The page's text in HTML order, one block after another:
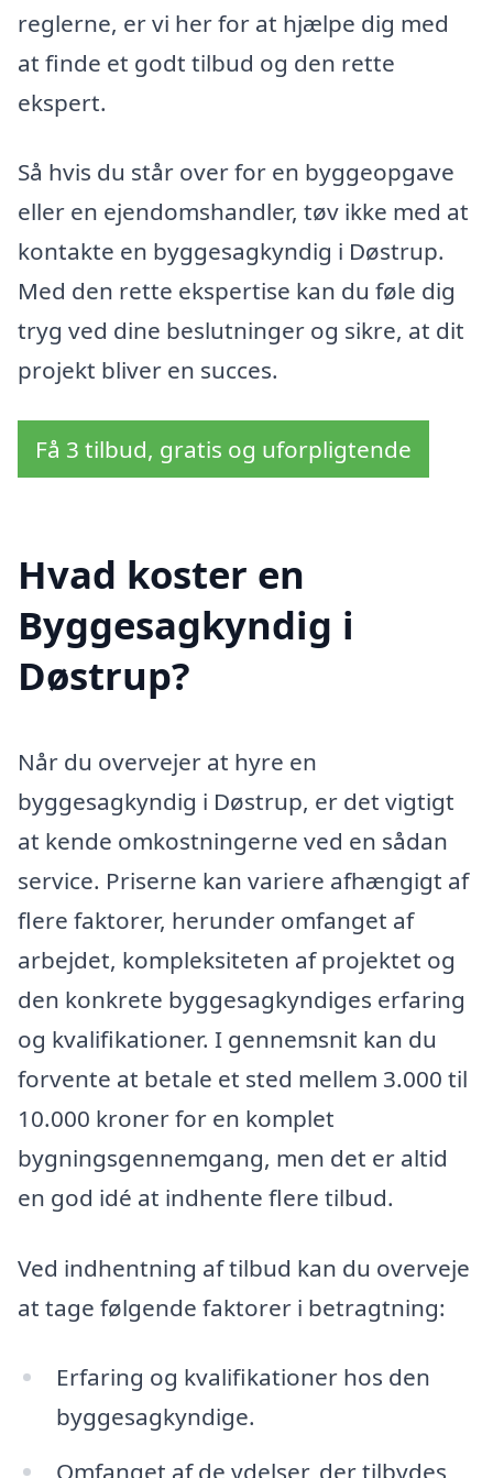
reglerne, er vi her for at hjælpe dig med
at finde et godt tilbud og den rette
ekspert.
Så hvis du står over for en byggeopgave
eller en ejendomshandler, tøv ikke med at
kontakte en byggesagkyndig i Døstrup.
Med den rette ekspertise kan du føle dig
tryg ved dine beslutninger og sikre, at dit
projekt bliver en succes.
Få 3 tilbud, gratis og uforpligtende
Hvad koster en
Byggesagkyndig i
Døstrup?
Når du overvejer at hyre en
byggesagkyndig i Døstrup, er det vigtigt
at kende omkostningerne ved en sådan
service. Priserne kan variere afhængigt af
flere faktorer, herunder omfanget af
arbejdet, kompleksiteten af projektet og
den konkrete byggesagkyndiges erfaring
og kvalifikationer. I gennemsnit kan du
forvente at betale et sted mellem 3.000 til
10.000 kroner for en komplet
bygningsgennemgang, men det er altid
en god idé at indhente flere tilbud.
Ved indhentning af tilbud kan du overveje
at tage følgende faktorer i betragtning:
Erfaring og kvalifikationer hos den
byggesagkyndige.
Omfanget af de ydelser, der tilbydes